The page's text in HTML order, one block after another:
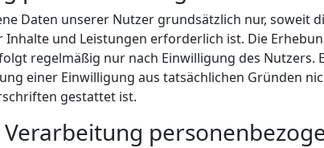
Daten unserer Nutzer grundsätzlich nur, soweit
und Leistungen erforderlich ist. Die
regelmäßig nur nach Einwilligung des Nutzers.
einer Einwilligung aus tatsächlichen Gründen
gestattet ist.